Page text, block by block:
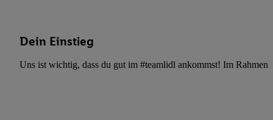
Dein Einstieg
Uns ist wichtig, dass du gut im #teamlidl ankommst! Im Rahmen